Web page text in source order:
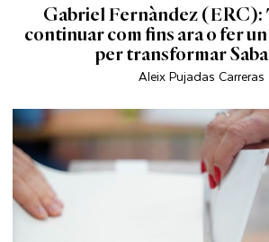
Gabriel Fernàndez (ERC):
continuar com fins ara o fer un
per transformar
Aleix Pujadas Carreras